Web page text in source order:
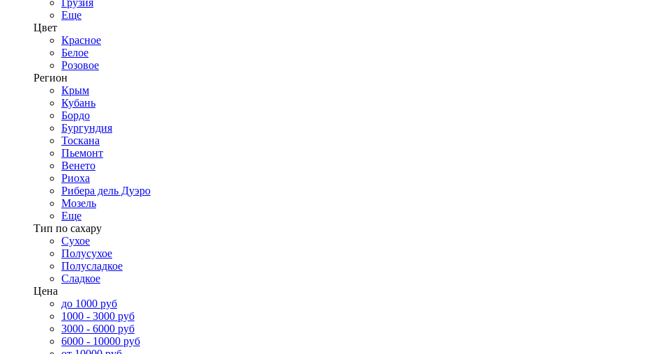
Грузия
Еще
Цвет
Красное
Белое
Розовое
Регион
Крым
Кубань
Бордо
Бургундия
Тоскана
Пьемонт
Венето
Риоха
Рибера дель Дуэро
Мозель
Еще
Тип по сахару
Сухое
Полусухое
Полусладкое
Сладкое
Цена
до 1000 руб
1000 - 3000 руб
3000 - 6000 руб
6000 - 10000 руб